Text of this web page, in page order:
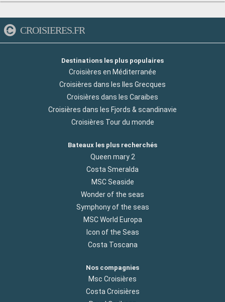
CROISIERES.FR
Destinations les plus populaires
Croisières en Méditerranée
Croisières dans les Iles Grecques
Croisières dans les Caraibes
Croisières dans les Fjords & scandinavie
Croisières Tour du monde
Bateaux les plus recherchés
Queen mary 2
Costa Smeralda
MSC Seaside
Wonder of the seas
Symphony of the seas
MSC World Europa
Icon of the Seas
Costa Toscana
Nos compagnies
Msc Croisières
Costa Croisières